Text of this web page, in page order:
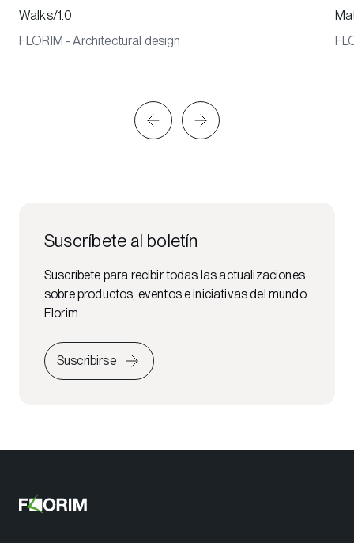
Walks/1.0
FLORIM - Architectural design
Suscríbete al boletín
Suscríbete para recibir todas las actualizaciones
sobre productos, eventos e iniciativas del mundo
Florim
Suscribirse